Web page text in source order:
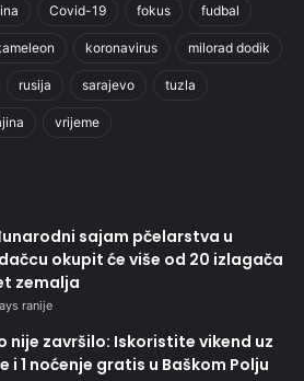
Covid-19 fokus fudbal
koronavirus milorad dodik
rusija sarajevo tuzla
vrijeme
sajam pčelarstva u
okupit će više od 20 izlagača
zemalja
ranije
nije završilo: Iskoristite vikend uz
i 1 noćenje gratis u Baškom Polju